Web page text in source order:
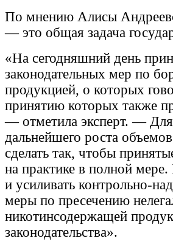
По мнению Алисы
— это общая задача
«На сегодняшний день
законодательных мер по
продукцией, о которых
принятию которых также
— отметила эксперт. —
дальнейшего роста
сделать так, чтобы
на практике в полной
и усиливать контрольно-
меры по пресечению
никотинсодержащей
законодательства».